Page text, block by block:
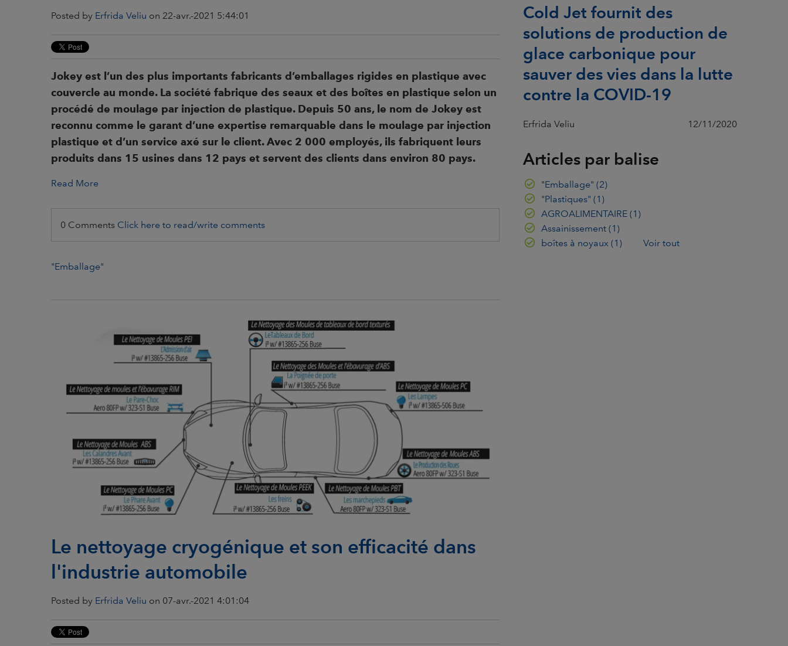
Posted by Erfrida Veliu on 22-avr.-2021 5:44:01
Jokey est l’un des plus importants fabricants d’emballages rigides en plastique avec
couvercle au monde. La société fabrique des seaux et des boîtes en plastique selon un
procédé de moulage par injection de plastique. Depuis 50 ans, le nom de Jokey est
reconnu comme le garant d’une expertise remarquable dans le moulage par injection
p lastique et d’un service axé sur le client. Avec 2 000 employés, ils fabriquent leurs
produits dans 15 usines dans 12 pays et servent des clients dans environ 80 pays.
Read More
0 Comments Click here to read/write comments
"Emballage"
Le nettoyage cryogénique et son efficacité dans
l'industrie automobile
Posted by Erfrida Veliu on 07-avr.-2021 4:01:04
Cold Jet fournit des
solutions de production de
glace carbonique pour
sauver des vies dans la lutte
contre la COVID-19
Erfrida Veliu 12/11/2020
Articles par balise
"Emballage" (2)
"Plastiques" (1)
AGROALIMENTAIRE (1)
Assainissement (1)
boîtes à noyaux (1) Voir tout